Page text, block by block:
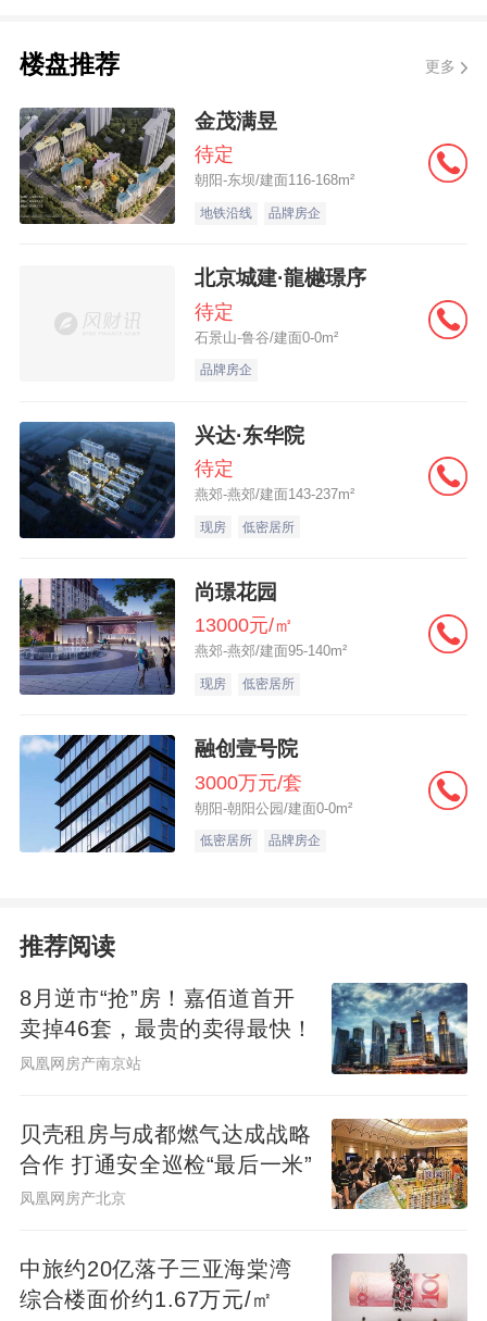
新区人民法院纳入失信被执行人名单及采取
公告显示，7月6日，重庆市第五中级人民法
院对*ST发展进行了预重整备案登记，启动预
重整程序。
*ST发展明确提示，预重整备案登记并不代表
法院正式受理重整申请，预重整程序是为了
识别公司重整价值和重整可能，提高后续重
序存在不确定性。
7月7日晚间，*ST发展相关负责人在接受
《每日经济新闻》记者采访时表示，接下来
公司将按照预重整程序，开始去做相应的投
资人招募的动作，确定预重整辅助机构并积
极与债权人进行沟通。
进入重整程序且重整顺利实施完毕，将有利
于优化公司资产负债结构，提升持续经营及
盈利能力。但若重整失败，公司将存在被宣
产，股票将面临被终止上市的风险。此外，
叠加实施退市风险警示。
需要指出的是，由于公司2025年度经审计的
损益后的归属于公司普通股股东的净利润
为-6.35亿元，扣除后营业收入为2.82亿元，
常性损益前后净利润低者均为负值，触及
《深圳证券交易所股票上市规则》相关规
楼盘推荐 更多
金茂满昱
待定
朝阳-东坝/建面116-168m²
地铁沿线 品牌房企
北京城建·龍樾璟序
待定
石景山-鲁谷/建面0-0m²
品牌房企
兴达·东华院
待定
燕郊-燕郊/建面143-237m²
现房 低密居所
尚璟花园
13000元/㎡
燕郊-燕郊/建面95-140m²
现房 低密居所
融创壹号院
3000万元/套
朝阳-朝阳公园/建面0-0m²
低密居所 品牌房企
推荐阅读
8月逆市“抢”房！嘉佰道首开
卖掉46套，最贵的卖得最快！
凤凰网房产南京站
贝壳租房与成都燃气达成战略
合作 打通安全巡检“最后一米”
凤凰网房产北京
中旅约20亿落子三亚海棠湾
综合楼面价约1.67万元/㎡